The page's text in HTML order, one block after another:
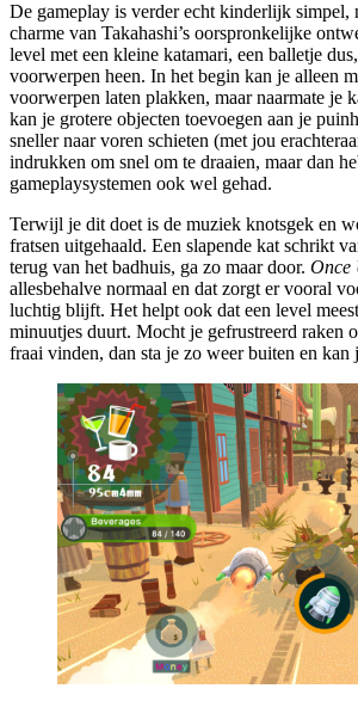
De gameplay is verder echt kinderlijk simpel,
charme van Takahashi’s oorspronkelijke
level met een kleine katamari, een balletje
voorwerpen heen. In het begin kan je alleen
voorwerpen laten plakken, maar naarmate je
kan je grotere objecten toevoegen aan je
sneller naar voren schieten (met jou
indrukken om snel om te draaien, maar dan
gameplaysystemen ook wel gehad.
Terwijl je dit doet is de muziek knotsgek en
fratsen uitgehaald. Een slapende kat schrikt
terug van het badhuis, ga zo maar door. Once
allesbehalve normaal en dat zorgt er vooral
luchtig blijft. Het helpt ook dat een level
minuutjes duurt. Mocht je gefrustreerd raken
fraai vinden, dan sta je zo weer buiten en kan